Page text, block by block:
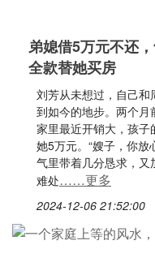
弟媳借5万元不还
全款替她买房
刘芳从未想过，自己
到如今的地步。两个
家里最近开销大，孩
她5万元。“嫂子，你
气里带着几分恳求，又
难处……更多
2024-12-06 21:52:00